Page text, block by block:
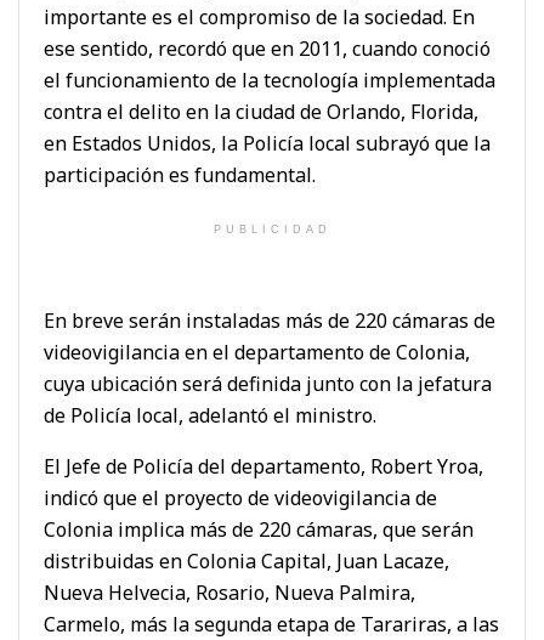
importante es el compromiso de la sociedad. En
ese sentido, recordó que en 2011, cuando conoció
el funcionamiento de la tecnología implementada
contra el delito en la ciudad de Orlando, Florida,
en Estados Unidos, la Policía local subrayó que la
participación es fundamental.
PUBLICIDAD
En breve serán instaladas más de 220 cámaras de
videovigilancia en el departamento de Colonia,
cuya ubicación será definida junto con la jefatura
de Policía local, adelantó el ministro.
El Jefe de Policía del departamento, Robert Yroa,
indicó que el proyecto de videovigilancia de
Colonia implica más de 220 cámaras, que serán
distribuidas en Colonia Capital, Juan Lacaze,
Nueva Helvecia, Rosario, Nueva Palmira,
Carmelo, más la segunda etapa de Tarariras, a las